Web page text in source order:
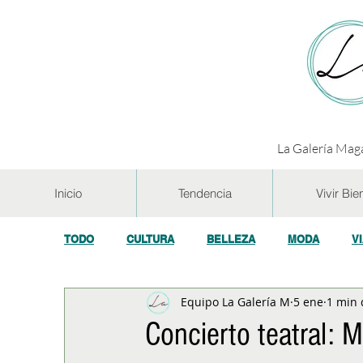
La Galería
Inicio Tendencia Vivir
TODO CULTURA BELLEZA MODA
GASTRONOMÍA Y VINOS SALUD
Concierto teatral:
Equipo La Galería M 5 ene 1 min